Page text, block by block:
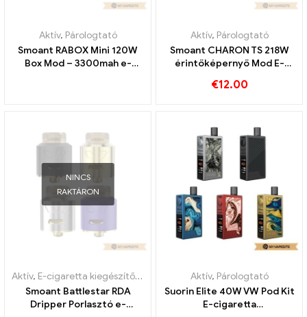
Aktív, Párologtató
Smoant RABOX Mini 120W
Box Mod – 3300mah e-
Aktív, Párologtató
Smoant CHARON TS 218W
érintőképernyő Mod E-
Egyedi
€12.00
NINCS
RAKTÁRON
Aktív, E-cigaretta kiegészítők ,
Párologtató
Smoant Battlestar RDA
Dripper Porlasztó e-
Aktív, Párologtató
Suorin Elite 40W VW Pod Kit
E-cigaretta